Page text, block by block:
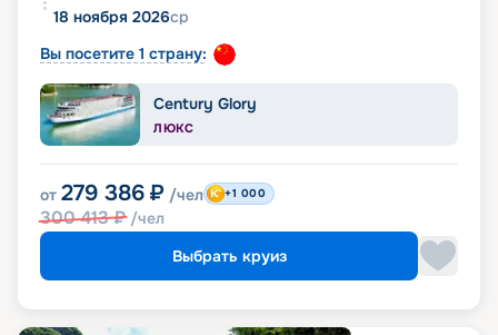
18 ноября 2026ср
Вы посетите 1 страну:
Century Glory
ЛЮКС
от 279 386 ₽ /чел
300 413₽ /чел
+1 000
Выбрать круиз